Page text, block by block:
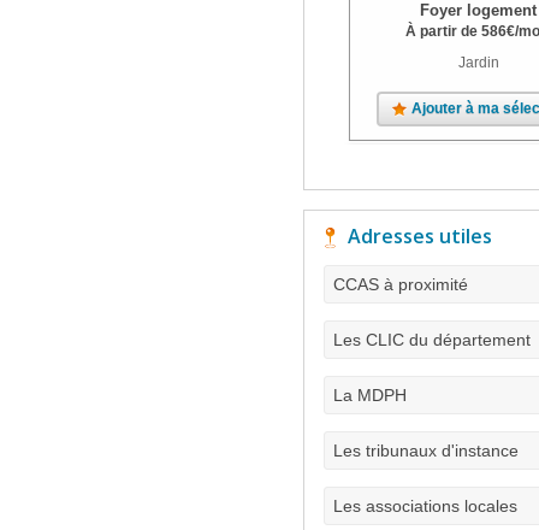
Foyer logement
À partir de 586€/
Jardin
Ajouter à ma
Adresses utiles
CCAS à proximité
Les CLIC du département
La MDPH
Les tribunaux d'instance
Les associations locales